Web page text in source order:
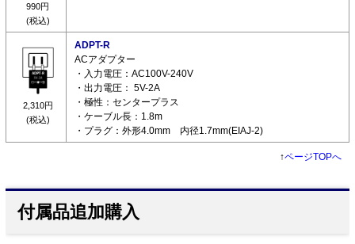
990円
(税込)
2,310円
(税込)
ADPT-R
ACアダプター
・入力電圧：AC100V-240V
・出力電圧： 5V-2A
・極性：センタープラス
・ケーブル長：1.8m
・プラグ：外形4.0mm 内径1.7mm(EIAJ-2)
↑ページTOPへ
付属品追加購入